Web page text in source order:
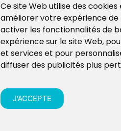
Ce site Web utilise des
améliorer votre expérience de
activer les fonctionnalités de
expérience sur le site Web,
et services et pour
diffuser des publicités plus
J'ACCEPTE